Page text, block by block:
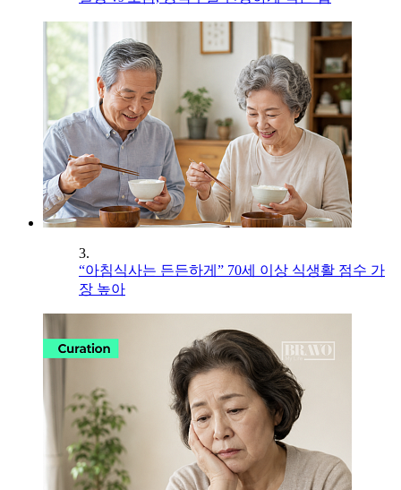
3.
“아침식사는 든든하게” 70세 이상 식생활 점수 가
장 높아